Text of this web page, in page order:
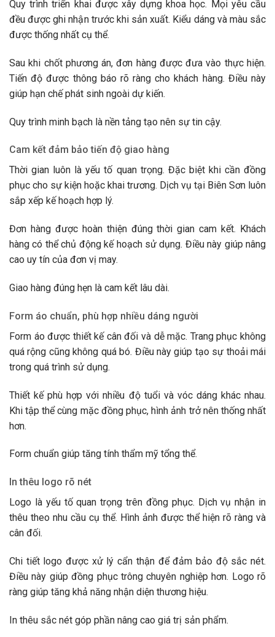
Quy trình triển khai được xây dựng khoa học. Mọi yêu cầu
đều được ghi nhận trước khi sản xuất. Kiểu dáng và màu sắc
được thống nhất cụ thể.
Sau khi chốt phương án, đơn hàng được đưa vào thực hiện.
Tiến độ được thông báo rõ ràng cho khách hàng. Điều này
giúp hạn chế phát sinh ngoài dự kiến.
Quy trình minh bạch là nền tảng tạo nên sự tin cậy.
Cam kết đảm bảo tiến độ giao hàng
Thời gian luôn là yếu tố quan trọng. Đặc biệt khi cần đồng
phục cho sự kiện hoặc khai trương. Dịch vụ tại Biên Sơn luôn
sắp xếp kế hoạch hợp lý.
Đơn hàng được hoàn thiện đúng thời gian cam kết. Khách
hàng có thể chủ động kế hoạch sử dụng. Điều này giúp nâng
cao uy tín của đơn vị may.
Giao hàng đúng hẹn là cam kết lâu dài.
Form áo chuẩn, phù hợp nhiều dáng người
Form áo được thiết kế cân đối và dễ mặc. Trang phục không
quá rộng cũng không quá bó. Điều này giúp tạo sự thoải mái
trong quá trình sử dụng.
Thiết kế phù hợp với nhiều độ tuổi và vóc dáng khác nhau.
Khi tập thể cùng mặc đồng phục, hình ảnh trở nên thống nhất
hơn.
Form chuẩn giúp tăng tính thẩm mỹ tổng thể.
In thêu logo rõ nét
Logo là yếu tố quan trọng trên đồng phục. Dịch vụ nhận in
thêu theo nhu cầu cụ thể. Hình ảnh được thể hiện rõ ràng và
cân đối.
Chi tiết logo được xử lý cẩn thận để đảm bảo độ sắc nét.
Điều này giúp đồng phục trông chuyên nghiệp hơn. Logo rõ
ràng giúp tăng khả năng nhận diện thương hiệu.
In thêu sắc nét góp phần nâng cao giá trị sản phẩm.